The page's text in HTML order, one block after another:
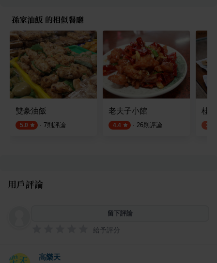
孫家油飯 的相似餐廳
雙豪油飯
5.0 · 7則評論
老夫子小館
4.4 · 26則評論
桂
3.9
用戶評論
留下評論
給予評分
高樂天